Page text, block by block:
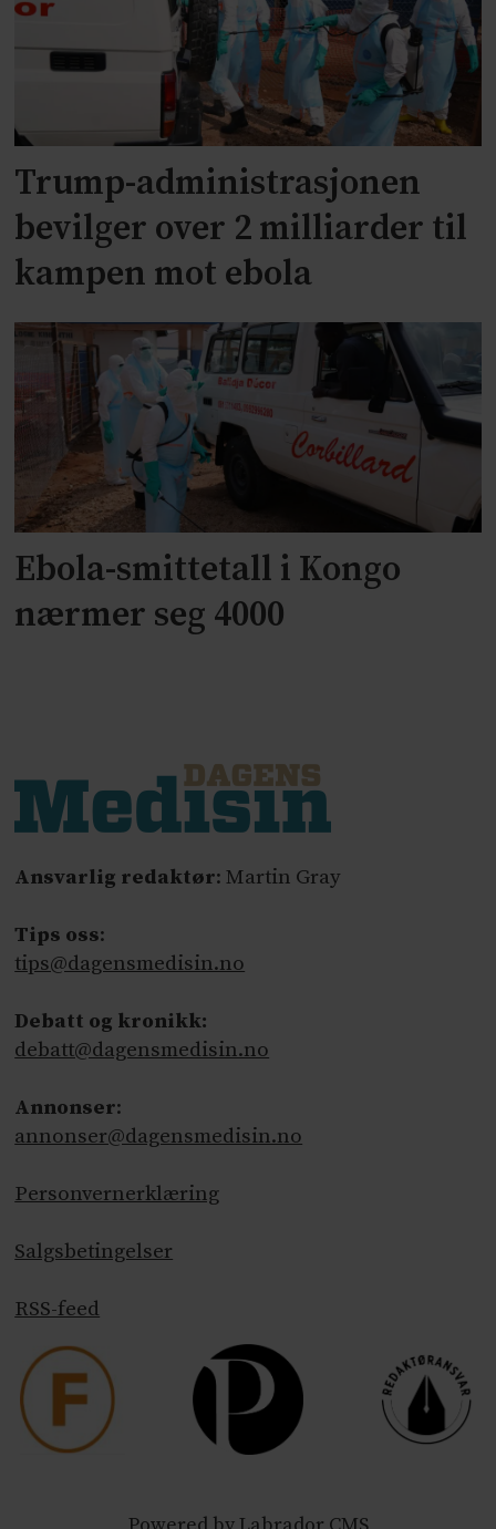
Trump-administrasjonen
bevilger over 2 milliarder til
kampen mot ebola
Ebola-smittetall i Kongo
nærmer seg 4000
Ansvarlig redaktør: Martin Gray
Tips oss:
tips@dagensmedisin.no
Debatt og kronikk:
debatt@dagensmedisin.no
Annonser:
annonser@dagensmedisin.no
Personvernerklæring
Salgsbetingelser
RSS-feed